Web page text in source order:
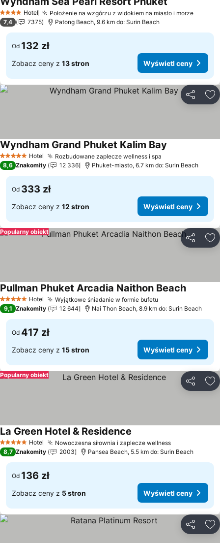
4 KategoriaHotel Położenie na wzgórzu z widokiem na miasto i morze
7,4 7375 Patong Beach, 9.6 km do: Surin Beach
Od 132 zł
Zobacz ceny z 13 stron Wyświetl ceny
5 KategoriaHotel Rozbudowane zaplecze wellness i spa
Wyndham Grand Phuket Kalim Bay
8,6 Znakomity 12 336 Phuket-miasto, 6.7 km do: Surin Beach
Od 333 zł
Zobacz ceny z 12 stron Wyświetl ceny
Popularny obiekt
5 KategoriaHotel Wyjątkowe śniadanie w formie bufetu
Pullman Phuket Arcadia Naithon Beach
9,1 Znakomity 12 644 Nai Thon Beach, 8.9 km do: Surin Beach
Od 417 zł
Zobacz ceny z 15 stron Wyświetl ceny
Popularny obiekt
5 KategoriaHotel Nowoczesna siłownia i zaplecze wellnessWyświetl
La Green Hotel & Residence
8,7 Znakomity 2003 Pansea Beach, 5.5 km do: Surin Beach
Od 136 zł
Zobacz ceny z 5 stron Wyświetl ceny